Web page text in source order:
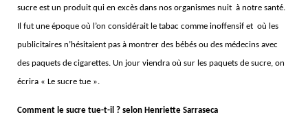
sucre est un produit qui en excès dans nos organismes nuit à notre santé.
Il fut une époque où l’on considérait le tabac comme inoffensif et où les
publicitaires n’hésitaient pas à montrer des bébés ou des médecins avec
des paquets de cigarettes. Un jour viendra où sur les paquets de sucre, on
écrira « Le sucre tue ».
Comment le sucre tue-t-il ? selon Henriette Sarraseca